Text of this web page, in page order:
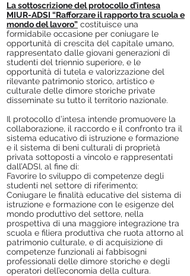
La sottoscrizione del protocollo d’intesa
MIUR-ADSI “Rafforzare il rapporto tra scuola e
mondo del lavoro” costituisce una
formidabile occasione per coniugare le
opportunità di crescita del capitale umano,
rappresentato dalle giovani generazioni di
studenti del triennio superiore, e le
opportunità di tutela e valorizzazione del
rilevante patrimonio storico, artistico e
culturale delle dimore storiche private
disseminate su tutto il territorio nazionale.
Il protocollo d’intesa intende promuovere la
collaborazione, il raccordo e il confronto tra il
sistema educativo di istruzione e formazione
e il sistema di beni culturali di proprietà
privata sottoposti a vincolo e rappresentati
dall’ADSI, al fine di:
Favorire lo sviluppo di competenze degli
studenti nel settore di riferimento;
Coniugare le finalità educative del sistema di
istruzione e formazione con le esigenze del
mondo produttivo del settore, nella
prospettiva di una maggiore integrazione tra
scuola e filiera produttiva che ruota attorno al
patrimonio culturale, e di acquisizione di
competenze funzionali ai fabbisogni
professionali delle dimore storiche e degli
operatori dell’economia della cultura.